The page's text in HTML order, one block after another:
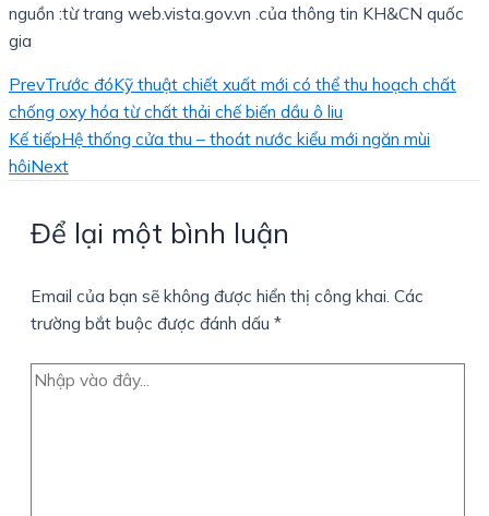
nguồn :từ trang web.vista.gov.vn .của thông tin KH&CN quốc
gia
PrevTrước đóKỹ thuật chiết xuất mới có thể thu hoạch chất
chống oxy hóa từ chất thải chế biến dầu ô liu
Kế tiếpHệ thống cửa thu – thoát nước kiểu mới ngăn mùi
hôiNext
Để lại một bình luận
Email của bạn sẽ không được hiển thị công khai. Các
trường bắt buộc được đánh dấu *
Nhập